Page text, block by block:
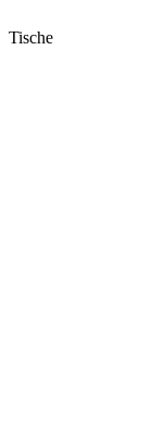
Tische